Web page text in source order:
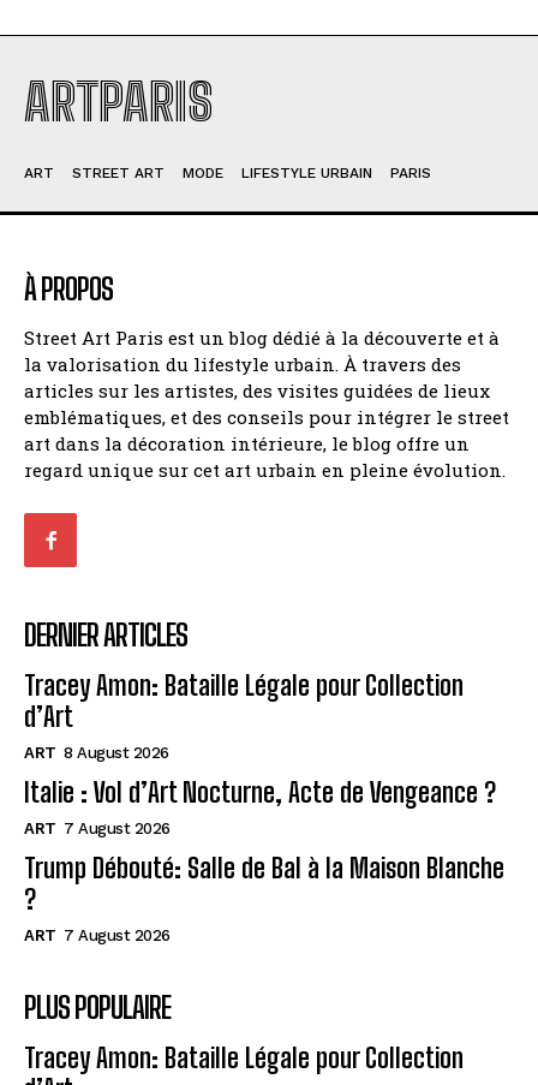
ARTPARIS
ART STREET ART MODE LIFESTYLE URBAIN PARIS
À PROPOS
Street Art Paris est un blog dédié à la découverte et à
la valorisation du lifestyle urbain. À travers des
articles sur les artistes, des visites guidées de lieux
emblématiques, et des conseils pour intégrer le street
art dans la décoration intérieure, le blog offre un
regard unique sur cet art urbain en pleine évolution.
DERNIER ARTICLES
Tracey Amon: Bataille Légale pour Collection
d’Art
ART 8 August 2026
Italie : Vol d’Art Nocturne, Acte de Vengeance ?
ART 7 August 2026
Trump Débouté: Salle de Bal à la Maison Blanche
?
ART 7 August 2026
PLUS POPULAIRE
Tracey Amon: Bataille Légale pour Collection